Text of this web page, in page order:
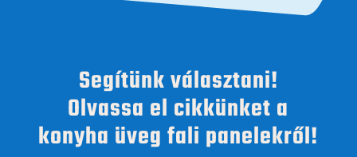
Segítünk választani!
Olvassa el cikkünket a
konyha üveg fali panelekről!